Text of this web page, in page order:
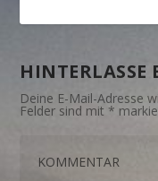
HINTERLASSE
Deine E-Mail-Adresse
Felder sind mit*